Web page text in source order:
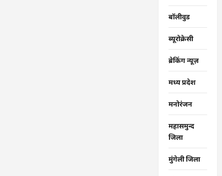
बॉलीवुड
ब्यूरोक्रेसी
ब्रेकिंग न्यूज़
मध्य प्रदेश
मनोरंजन
महासमुन्द
जिला
मुंगेली जिला